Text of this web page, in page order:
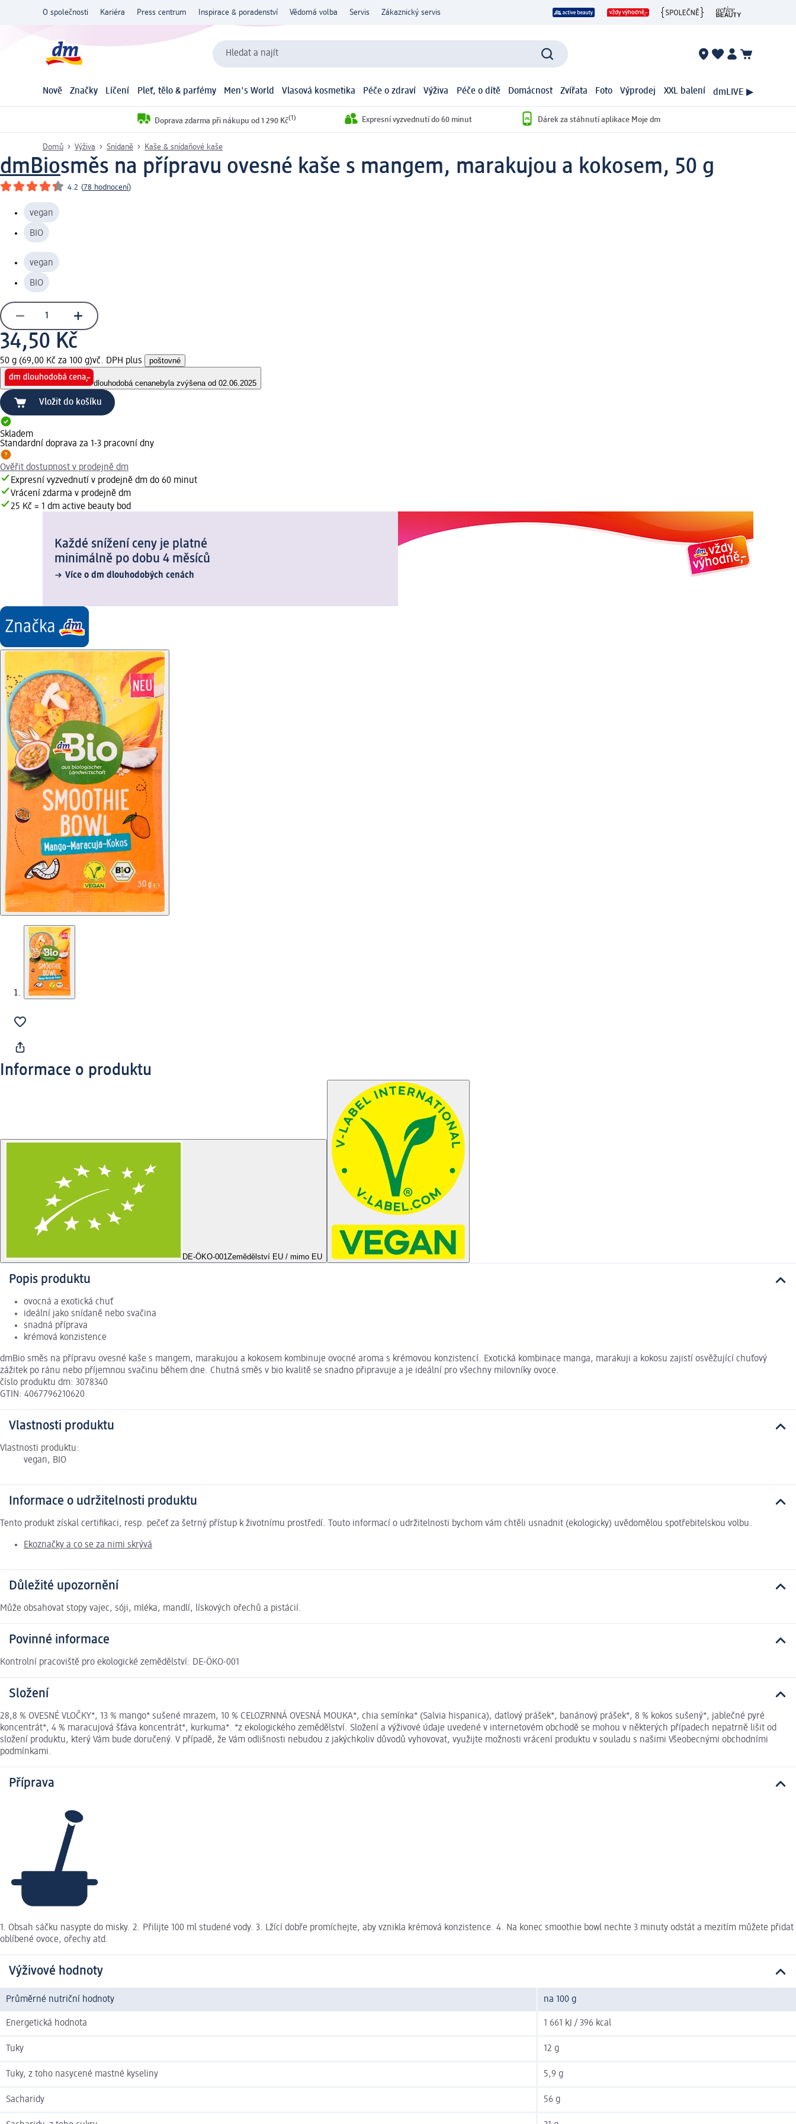
O společnosti Kariéra Press centrum Inspirace & poradenství Vědomá volba Servis Zákaznický servis
Hledat a najít
Nově Značky Líčení Pleť, tělo & parfémy Men's World Vlasová kosmetika Péče o zdraví Výživa Péče o dítě Domácnost Zvířata Foto Výprodej XXL balení dmLIVE ▶
Doprava zdarma při nákupu od 1 290 Kč(1) Expresní vyzvednutí do 60 minut Dárek za stáhnutí aplikace Moje dm
Domů Výživa Snídaně Kaše & snídaňové kaše
dmBiosměs na přípravu ovesné kaše s mangem, marakujou a kokosem, 50 g
4.2 (78 hodnocení)
vegan
BIO
vegan
BIO
34,50 Kč
50 g (69,00 Kč za 100 g)vč. DPH plus poštovné
dlouhodobá cenanebyla zvýšena od 02.06.2025
Vložit do košíku
Skladem
Standardní doprava za 1-3 pracovní dny
Ověřit dostupnost v prodejně dm
Expresní vyzvednutí v prodejně dm do 60 minut
Vrácení zdarma v prodejně dm
25 Kč = 1 dm active beauty bod
Každé snížení ceny je platné
minimálně po dobu 4 měsíců
Více o dm dlouhodobých cenách
Informace o produktu
DE-ÖKO-001Zemědělství EU / mimo EU
Popis produktu
ovocná a exotická chuť
ideální jako snídaně nebo svačina
snadná příprava
krémová konzistence
dmBio směs na přípravu ovesné kaše s mangem, marakujou a kokosem kombinuje ovocné aroma s krémovou konzistencí. Exotická kombinace manga, marakuji a kokosu zajistí osvěžující chuťový
zážitek po ránu nebo příjemnou svačinu během dne. Chutná směs v bio kvalitě se snadno připravuje a je ideální pro všechny milovníky ovoce.
číslo produktu dm: 3078340
GTIN: 4067796210620
Vlastnosti produktu
Vlastnosti produktu:
vegan, BIO
Informace o udržitelnosti produktu
Tento produkt získal certifikaci, resp. pečeť za šetrný přístup k životnímu prostředí. Touto informací o udržitelnosti bychom vám chtěli usnadnit (ekologicky) uvědomělou spotřebitelskou volbu.
Ekoznačky a co se za nimi skrývá
Důležité upozornění
Může obsahovat stopy vajec, sóji, mléka, mandlí, lískových ořechů a pistácií.
Povinné informace
Kontrolní pracoviště pro ekologické zemědělství: DE-ÖKO-001
Složení
28,8 % OVESNÉ VLOČKY*, 13 % mango* sušené mrazem, 10 % CELOZRNNÁ OVESNÁ MOUKA*, chia semínka* (Salvia hispanica), datlový prášek*, banánový prášek*, 8 % kokos sušený*, jablečné pyré
koncentrát*, 4 % maracujová šťáva koncentrát*, kurkuma*. *z ekologického zemědělství. Složení a výživové údaje uvedené v internetovém obchodě se mohou v některých případech nepatrně lišit od
složení produktu, který Vám bude doručený. V případě, že Vám odlišnosti nebudou z jakýchkoliv důvodů vyhovovat, využijte možnosti vrácení produktu v souladu s našimi Všeobecnými obchodními
podmínkami.
Příprava
1. Obsah sáčku nasypte do misky. 2. Přilijte 100 ml studené vody. 3. Lžící dobře promíchejte, aby vznikla krémová konzistence. 4. Na konec smoothie bowl nechte 3 minuty odstát a mezitím můžete přidat
oblíbené ovoce, ořechy atd.
Výživové hodnoty
Průměrné nutriční hodnoty na 100 g
Energetická hodnota 1 661 kJ / 396 kcal
Tuky 12 g
Tuky, z toho nasycené mastné kyseliny 5,9 g
Sacharidy 56 g